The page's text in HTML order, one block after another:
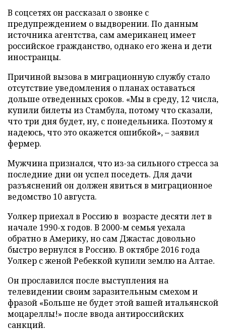
В соцсетях он рассказал о звонке с
предупреждением о выдворении. По данным
источника агентства, сам американец имеет
российское гражданство, однако его жена и дети
иностранцы.
Причиной вызова в миграционную службу стало
отсутствие уведомления о планах оставаться
дольше отведенных сроков. «Мы в среду, 12 числа,
купили билеты из Стамбула, потому что сказали,
что три дня будет, ну, с понедельника. Поэтому я
надеюсь, что это окажется ошибкой», – заявил
фермер.
Мужчина признался, что из-за сильного стресса за
последние дни он успел поседеть. Для дачи
разъяснений он должен явиться в миграционное
ведомство 10 августа.
Уолкер приехал в Россию в возрасте десяти лет в
начале 1990-х годов. В 2000-м семья уехала
обратно в Америку, но сам Джастас довольно
быстро вернулся в Россию. В октябре 2016 года
Уолкер с женой Ребеккой купили землю на Алтае.
Он прославился после выступления на
телевидении своим заразительным смехом и
фразой «Больше не будет этой вашей итальянской
моцареллы!» после ввода антироссийских
санкций.